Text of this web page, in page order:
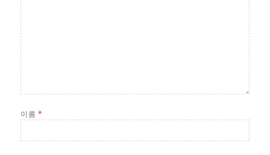
이름 *